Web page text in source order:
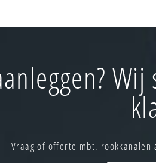
Vraag of offerte mbt. rookkanalen